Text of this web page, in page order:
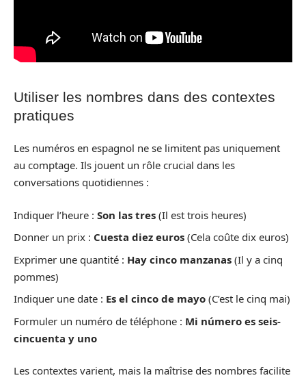
Utiliser les nombres dans des contextes
pratiques
Les numéros en espagnol ne se limitent pas uniquement
au comptage. Ils jouent un rôle crucial dans les
conversations quotidiennes :
Indiquer l’heure : Son las tres (Il est trois heures)
Donner un prix : Cuesta diez euros (Cela coûte dix euros)
Exprimer une quantité : Hay cinco manzanas (Il y a cinq
pommes)
Indiquer une date : Es el cinco de mayo (C’est le cinq mai)
Formuler un numéro de téléphone : Mi número es seis-
cincuenta y uno
Les contextes varient, mais la maîtrise des nombres facilite